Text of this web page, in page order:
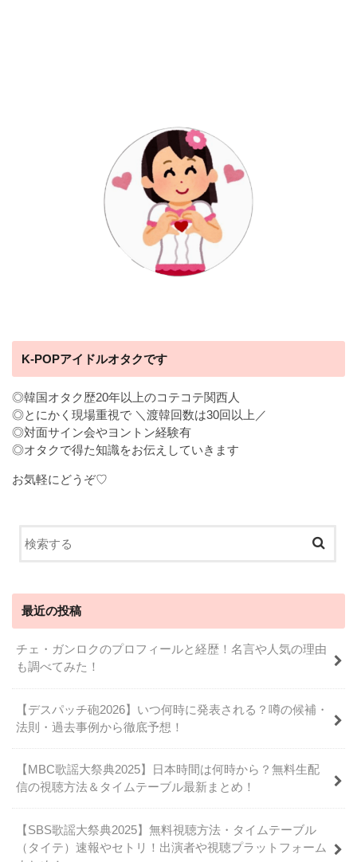
K-POPアイドルオタクです
◎韓国オタク歴20年以上のコテコテ関西人
◎とにかく現場重視で ＼渡韓回数は30回以上／
◎対面サイン会やヨントン経験有
◎オタクで得た知識をお伝えしていきます
お気軽にどうぞ♡
最近の投稿
チェ・ガンロクのプロフィールと経歴！名言や人気の理由
も調べてみた！
【デスパッチ砲2026】いつ何時に発表される？噂の候補・
法則・過去事例から徹底予想！
【MBC歌謡大祭典2025】日本時間は何時から？無料生配
信の視聴方法＆タイムテーブル最新まとめ！
【SBS歌謡大祭典2025】無料視聴方法・タイムテーブル
（タイテ）速報やセトリ！出演者や視聴プラットフォーム